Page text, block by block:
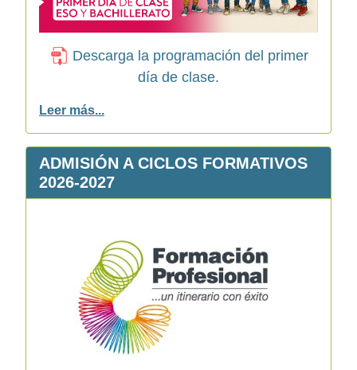
Descarga la programación del primer
día de clase.
Leer más...
ADMISIÓN A CICLOS FORMATIVOS
2026-2027